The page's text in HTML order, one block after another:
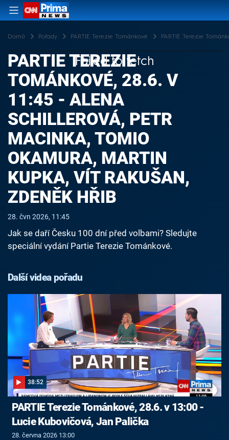
Domů Pořady PARTIE Terezie Tománkové PARTIE Terezie
Failed to fetch
PARTIE TEREZIE
TOMÁNKOVÉ, 28.6. V
11:45 - ALENA
SCHILLEROVÁ, PETR
MACINKA, TOMIO
OKAMURA, MARTIN
KUPKA, VÍT RAKUŠAN,
ZDENĚK HŘIB
28. čvn 2026, 11:45
Jak se daří Česku 100 dní před volbami? Sledujte
speciální vydání Partie Terezie Tománkové.
Další videa pořadu
38:52
PARTIE Terezie Tománkové, 28.6. v 13:00 -
Lucie Kubovičová, Jan Palička
28. června 2026 13:00